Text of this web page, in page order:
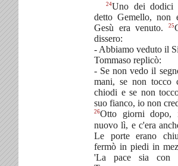
24Uno dei dodici
detto Gemello, non
Gesù era venuto.
25
dissero:
- Abbiamo veduto il
Tommaso replicò:
- Se non vedo il
mani, se non tocco
chiodi e se non
suo fianco, io non
26Otto giorni dopo,
nuovo lì, e c'era
Le porte erano
fermò in piedi in
'La pace sia